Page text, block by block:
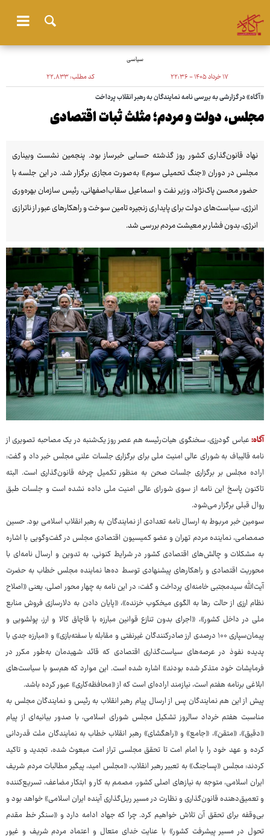
سیاسی
۱۷ خرداد ۱۴۰۵ - ۲۲:۳۶ کد مطلب:۲۲٬۸۳۳
«آگاه» در گزارشی به بررسی نامه نمایندگان به رهبر انقلاب پرداخت
مجلس، دولت و مردم؛ مثلث ثبات اقتصادی
نهاد قانون‌گذاری کشور روز گذشته حسابی خبرساز بود. پنجمین نشست وبیناری
مجلس در دوران «جنگ تحمیلی سوم» به‌صورت مجازی برگزار شد. در این جلسه با
حضور محسن پاک‌نژاد، وزیر نفت و اسماعیل سقاب‌اصفهانی، رئیس سازمان بهره‌وری
انرژی، سیاست‌های دولت برای پایداری زنجیره تامین سوخت و راهکارهای عبور از ناترازی
انرژی، بدون فشار بر معیشت مردم بررسی شد.
آگاه:عباس گودرزی، سخنگوی هیات‌رئیسه هم عصر روز یک‌شنبه در یک مصاحبه تصویری از
نامه قالیباف به شورای عالی امنیت ملی برای برگزاری جلسات علنی مجلس خبر داد و گفت:
اراده مجلس بر برگزاری جلسات صحن به منظور تکمیل چرخه قانون‌گذاری است. البته
تاکنون پاسخ این نامه از سوی شورای عالی امنیت ملی داده نشده است و جلسات طبق
روال قبلی برگزار می‌شود.
سومین خبر مربوط به ارسال نامه تعدادی از نمایندگان به رهبر انقلاب اسلامی بود. حسین
صمصامی، نماینده مردم تهران و عضو کمیسیون اقتصادی مجلس در گفت‌وگویی با اشاره
به مشکلات و چالش‌های اقتصادی کشور در شرایط کنونی، به تدوین و ارسال نامه‌ای با
محوریت اقتصادی و راهکارهای پیشنهادی توسط ده‌ها نماینده مجلس خطاب به حضرت
آیت‌الله سیدمجتبی خامنه‌ای پرداخت و گفت: در این نامه به چهار محور اصلی، یعنی «اصلاح
نظام ارزی از حالت رها به الگوی میخکوب خزنده»، «پایان دادن به دلارسازی فروش منابع
ملی در داخل کشور»، «اجرای بدون تنازع قوانین مبارزه با قاچاق کالا و ارز، پولشویی و
پیمان‌سپاری ۱۰۰ درصدی ارز صادرکنندگان غیرنفتی و مقابله با سفته‌بازی» و «مبارزه جدی با
پدیده نفوذ در عرصه‌های سیاست‌گذاری اقتصادی که قائد شهیدمان به‌طور مکرر در
فرمایشات خود متذکر شده بودند» اشاره شده است. این موارد که هم‌سو با سیاست‌های
ابلاغی برنامه هفتم است، نیازمند اراده‌ای است که از «محافظه‌کاری» عبور کرده باشد.
پیش از این هم نمایندگان پس از ارسال پیام رهبر انقلاب به رئیس و نمایندگان مجلس به
مناسبت هفتم خرداد سالروز تشکیل مجلس شورای اسلامی، با صدور بیانیه‌ای از پیام
«دقیق»، «متقن»، «جامع» و «راهگشای» رهبر انقلاب خطاب به نمایندگان ملت قدردانی
کرده و عهد خود را با امام امت تا تحقق مجلسی تراز امت مبعوث شده، تجدید و تاکید
کردند: مجلس «پساجنگ» به تعبیر رهبر انقلاب، «مجلس امید، پیگیر مطالبات مردم شریف
ایران اسلامی، متوجه به نیازهای اصلی کشور، مصمم به کار و ابتکار مضاعف، تسریع‌کننده
و تعمیق‌دهنده قانون‌گذاری و نظارت در مسیر ریل‌گذاری آینده ایران اسلامی» خواهد بود و
بی‌وقفه برای تحقق آن تلاش خواهیم کرد. چرا که جهاد ادامه دارد و «سنگر خط مقدم
تحول در مسیر پیشرفت کشور» با عنایت خدای متعال و اعتماد مردم شریف و غیور